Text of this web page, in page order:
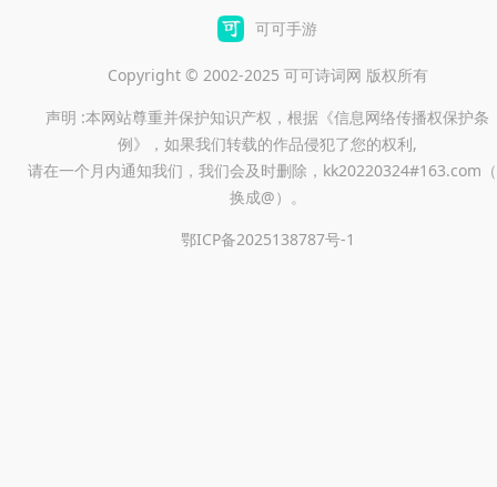
可可手游
Copyright © 2002-2025 可可诗词网 版权所有
声明 :本网站尊重并保护知识产权，根据《信息网络传播权保护条
例》，如果我们转载的作品侵犯了您的权利,
请在一个月内通知我们，我们会及时删除，kk20220324#163.com
换成@）。
鄂ICP备2025138787号-1